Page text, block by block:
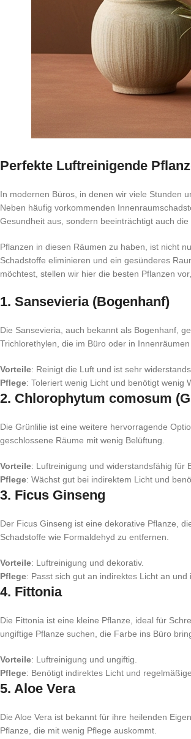
Perfekte Luftreinigende
In modernen Büros, in denen wir viele Stunden
Neben häufig vorkommenden
Gesundheit aus, sondern beeinträchtigt auch
Pflanzen in diesen Räumen zu haben, ist nicht
Schadstoffe eliminieren und ein gesünderes
möchtest, stellen wir hier die besten Pflanzen
1. Sansevieria (Bogenhanf)
Die Sansevieria, auch bekannt als Bogenhanf,
Trichlorethylen, die im Büro oder in
Vorteile: Reinigt die Luft und ist sehr
Pflege: Toleriert wenig Licht und benötigt wenig
2. Chlorophytum comosum
Die Grünlilie ist eine weitere hervorragende
geschlossene Räume mit wenig Belüftung.
Vorteile: Luftreinigung und widerstandsfähig für
Pflege: Wächst gut bei indirektem Licht und
3. Ficus Ginseng
Der Ficus Ginseng ist eine dekorative Pflanze,
Schadstoffe wie Formaldehyd zu entfernen.
Vorteile: Luftreinigung und dekorativ.
Pflege: Passt sich gut an indirektes Licht an und
4. Fittonia
Die Fittonia ist eine kleine Pflanze, ideal für
ungiftige Pflanze suchen, die Farbe ins Büro
Vorteile: Luftreinigung und ungiftig.
Pflege: Benötigt indirektes Licht und
5. Aloe Vera
Die Aloe Vera ist bekannt für ihre heilenden
Pflanze, die mit wenig Pflege auskommt.